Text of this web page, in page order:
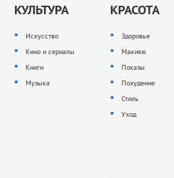
КУЛЬТУРА
Искусство
Кино и сериалы
Книги
Музыка
КРАСОТА
Здоровье
Макияж
Показы
Похудение
Стиль
Уход